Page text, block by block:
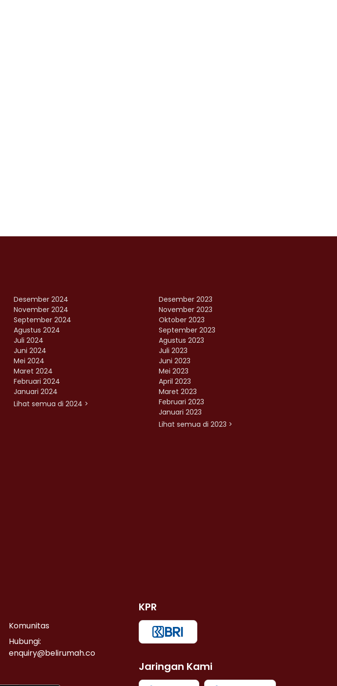
Desember 2024
November 2024
September 2024
Agustus 2024
Juli 2024
Juni 2024
Mei 2024
Maret 2024
Februari 2024
Januari 2024
Lihat semua di 2024 >
Desember 2023
November 2023
Oktober 2023
September 2023
Agustus 2023
Juli 2023
Juni 2023
Mei 2023
April 2023
Maret 2023
Februari 2023
Januari 2023
Lihat semua di 2023 >
Komunitas
Hubungi:
enquiry@belirumah.co
KPR
Jaringan Kami